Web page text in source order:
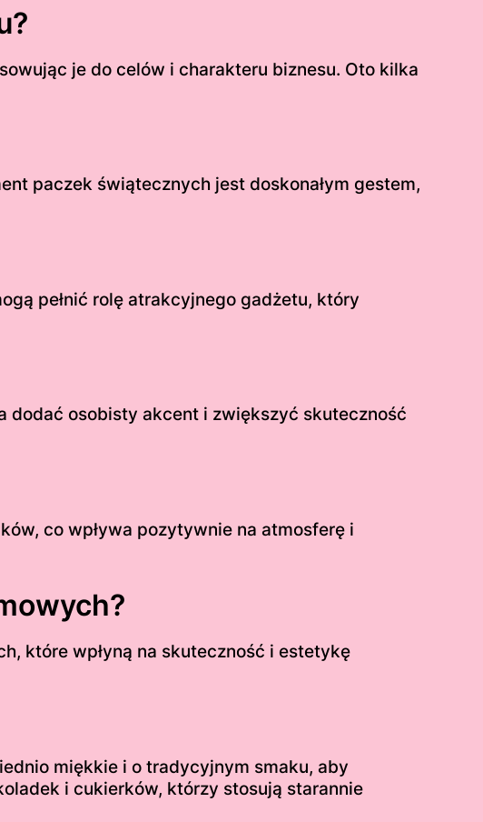
je do celów i charakteru biznesu. Oto kilka
paczek świątecznych jest doskonałym gestem,
pełnić rolę atrakcyjnego gadżetu, który
dodać osobisty akcent i zwiększyć skuteczność
co wpływa pozytywnie na atmosferę i
które wpłyną na skuteczność i estetykę
miękkie i o tradycyjnym smaku, aby
i cukierków, którzy stosują starannie